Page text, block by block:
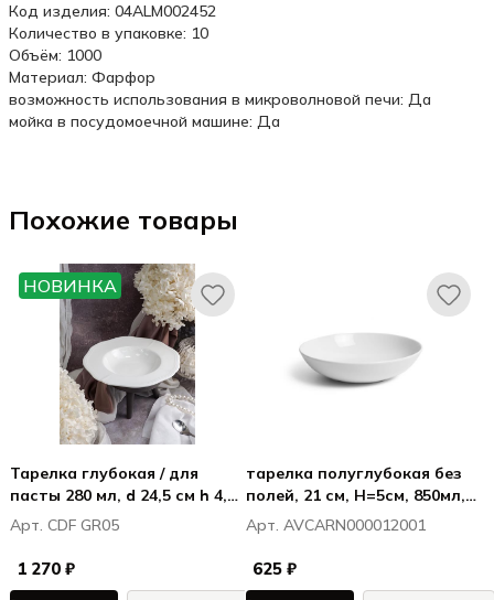
Код изделия: 04ALM002452
Количество в упаковке: 10
Объём: 1000
Материал: Фарфор
возможность использования в микроволновой печи: Да
мойка в посудомоечной машине: Да
Похожие товары
НОВИНКА
Тарелка глубокая / для
пасты 280 мл, d 24,5 см h 4,3
см, фарфор, Грация / Grazia
Арт. CDF GR05
1 270 ₽
тарелка полуглубокая без
полей, 21 см, H=5см, 850мл,
Витал Куп / Vital Coupe
Арт. AVCARN000012001
625 ₽